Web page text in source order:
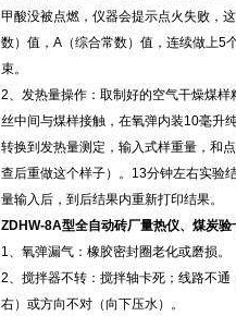
甲酸没被点燃，仪器会提示点火失败，
数）值，A（综合常数）值，连续做上5
束。
2、发热量操作：取制好的空气干燥煤
丝中间与煤样接触，在氧弹内装10毫升
转换到发热量测定，输入式样重量，和
查后重做这个样子）。13分钟左右实验
量输入后，到后结果内重新打印结果。
ZDHW-8A型全自动砖厂量热仪、煤炭验
1、氧弹漏气：橡胶密封圈老化或磨损。
2、搅拌器不转：搅拌轴卡死；线路不
右）或方向不对（向下压水）。